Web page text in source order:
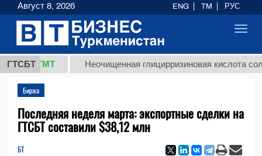
ГТСБТ
ТМТ Неочищенная глицирризиновая кислота
Биржа
Последняя неделя марта: экспортные сделки на
ГТСБТ составили $38,12 млн
БТ
Август 8, 2026 ENG TM РУС